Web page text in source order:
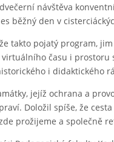
návštěva
běžný den v
takto pojatý program,
času i
i didaktického
jejíž ochrana a
Doložil spíše, že
prožijeme a společně